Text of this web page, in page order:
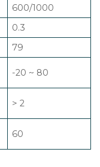
600/1000
0.3
79
-20 ~ 80
> 2
60